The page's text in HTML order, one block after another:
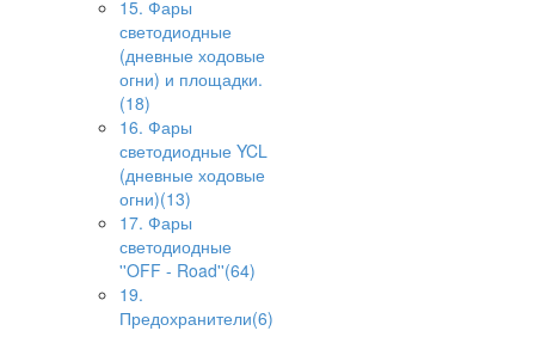
15. Фары
светодиодные
(дневные ходовые
огни) и площадки.
(18)
16. Фары
светодиодные YCL
(дневные ходовые
огни)(13)
17. Фары
светодиодные
''OFF - Road''(64)
19.
Предохранители(6)